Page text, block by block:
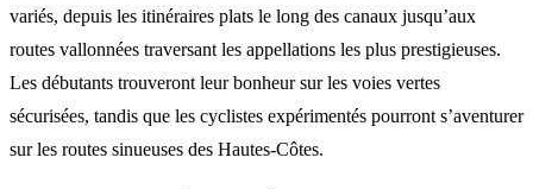
variés, depuis les itinéraires plats le long des canaux jusqu’aux
routes vallonnées traversant les appellations les plus prestigieuses.
Les débutants trouveront leur bonheur sur les voies vertes
sécurisées, tandis que les cyclistes expérimentés pourront s’aventurer
sur les routes sinueuses des Hautes-Côtes.